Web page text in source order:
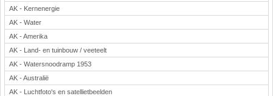
Verkeer
Wiskunde
Onderwerpen
Apps en tablets
Collecties digibord
Digiborden / touchscreens
AK - Kernenergie
AK - Water
AK - Amerika
AK - Land- en tuinbouw / veeteelt
AK - Watersnoodramp 1953
AK - Australië
AK - Luchtfoto's en satellietbeelden